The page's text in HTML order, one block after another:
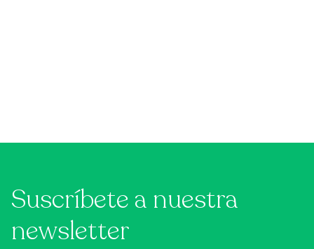
Suscríbete a nuestra
newsletter